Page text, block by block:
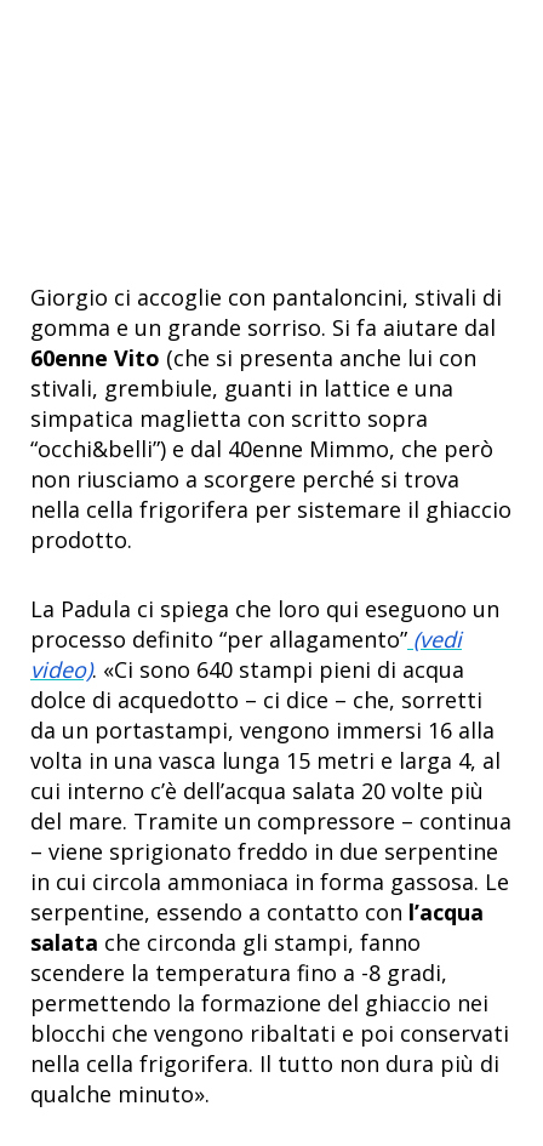
Giorgio ci accoglie con pantaloncini, stivali di
gomma e un grande sorriso. Si fa aiutare dal
60enne Vito (che si presenta anche lui con
stivali, grembiule, guanti in lattice e una
simpatica maglietta con scritto sopra
“occhi&belli”) e dal 40enne Mimmo, che però
non riusciamo a scorgere perché si trova
nella cella frigorifera per sistemare il ghiaccio
prodotto.
La Padula ci spiega che loro qui eseguono un
processo definito “per allagamento” (vedi
video). «Ci sono 640 stampi pieni di acqua
dolce di acquedotto – ci dice – che, sorretti
da un portastampi, vengono immersi 16 alla
volta in una vasca lunga 15 metri e larga 4, al
cui interno c’è dell’acqua salata 20 volte più
del mare. Tramite un compressore – continua
– viene sprigionato freddo in due serpentine
in cui circola ammoniaca in forma gassosa. Le
serpentine, essendo a contatto con l’acqua
salata che circonda gli stampi, fanno
scendere la temperatura fino a -8 gradi,
permettendo la formazione del ghiaccio nei
blocchi che vengono ribaltati e poi conservati
nella cella frigorifera. Il tutto non dura più di
qualche minuto».